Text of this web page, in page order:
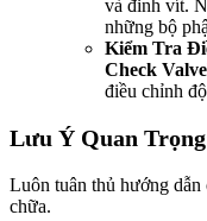
và đinh vít.
những bộ
Kiểm Tra
Check
điều chỉnh
Lưu Ý Quan
Luôn tuân thủ hướng dẫn
chữa.